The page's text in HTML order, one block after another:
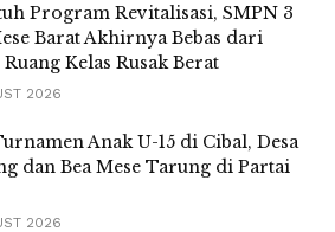
Program Revitalisasi, SMPN 3
Barat Akhirnya Bebas dari
Kelas Rusak Berat
2026
Anak U-15 di Cibal, Desa
dan Bea Mese Tarung di Partai
2026